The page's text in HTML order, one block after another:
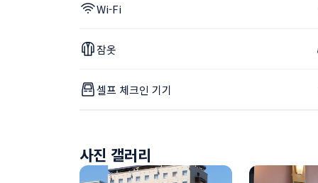
Wi-Fi
잠옷
셀프 체크인 기기
사진 갤러리